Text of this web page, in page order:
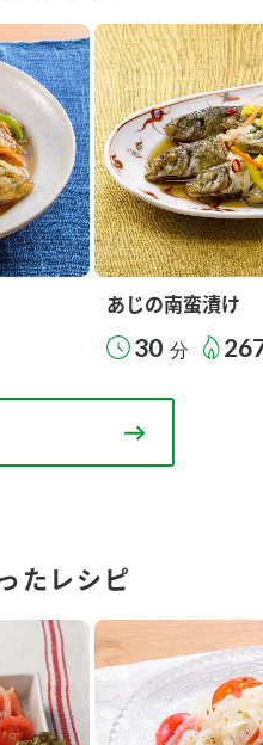
あじの南蛮漬け
30 分
たレシピ